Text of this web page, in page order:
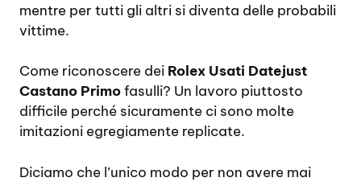
mentre per tutti gli altri si diventa delle probabili
vittime.
Come riconoscere dei Rolex Usati Datejust
Castano Primofasulli? Un lavoro piuttosto
difficile perché sicuramente ci sono molte
imitazioni egregiamente replicate.
Diciamo che l’unico modo per non avere mai